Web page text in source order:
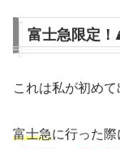
富士急限定
これは私が初めて
富士急に行った際